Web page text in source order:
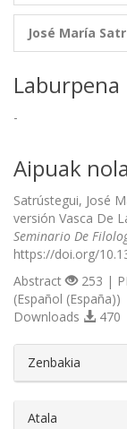
José María
Laburpena
-
Aipuak
Satrústegui, José
versión Vasca De
Seminario De
https://doi.org/
Abstract
253 |
(Español (España))
Downloads
470
Zenbakia
Atala